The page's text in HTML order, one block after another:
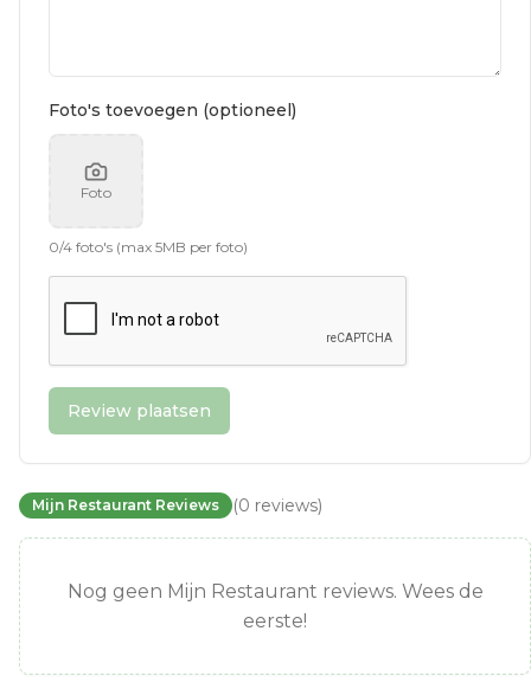
Foto's toevoegen (optioneel)
Foto
0/4 foto's (max 5MB per foto)
Review plaatsen
Mijn Restaurant Reviews (0 reviews)
Nog geen Mijn Restaurant reviews. Wees de
eerste!